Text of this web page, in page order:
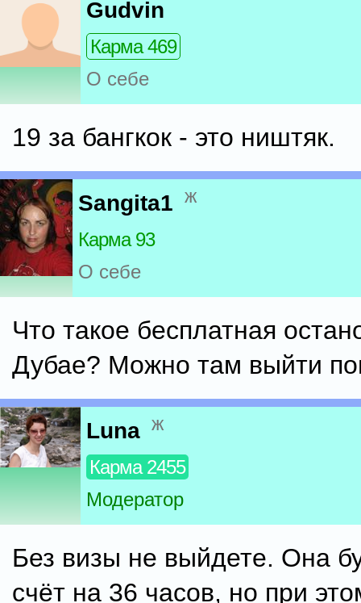
Gudvin
Карма 469
О себе
19 за бангкок - это ништяк.
Sangita1 ж
Карма 93
О себе
Что такое бесплатная
Дубае? Можно там выйти
Luna ж
Карма 2455
Модератор
Без визы не выйдете. Она
счёт на 36 часов, но при